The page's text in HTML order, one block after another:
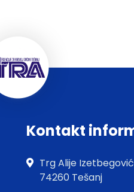
Kontakt
Trg Alije
74260 Tešanj